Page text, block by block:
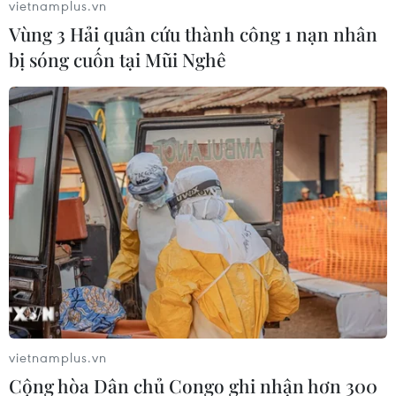
Hàn Quốc nỗ lực giải quyết khủng
hoảng chỗ lưu trú trước thềm APEC
01/10/2025 22:08
HorecFex 2025: Sự kiện Triển lãm và
Công nghệ ngành Du lịch, Dịch vụ
lớn nhất Việt Nam
14/08/2025 08:52
Hà Nội “cháy” tour dịp 2/9,
phố cổ kín phòng đón khách xem
vietnamplus.vn
Vùng 3 Hải quân cứu thành công 1 nạn nhân
bị sóng cuốn tại Mũi Nghê
vietnamplus.vn
Cộng hòa Dân chủ Congo ghi nhận hơn 300